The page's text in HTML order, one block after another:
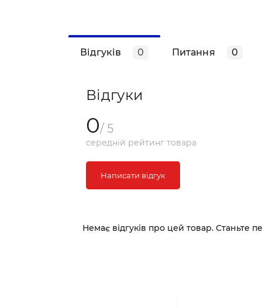
Відгуків 0 Питання 0
Відгуки
0/ 5
середній рейтинг товара
Написати відгук
Немає відгуків про цей товар. Станьте